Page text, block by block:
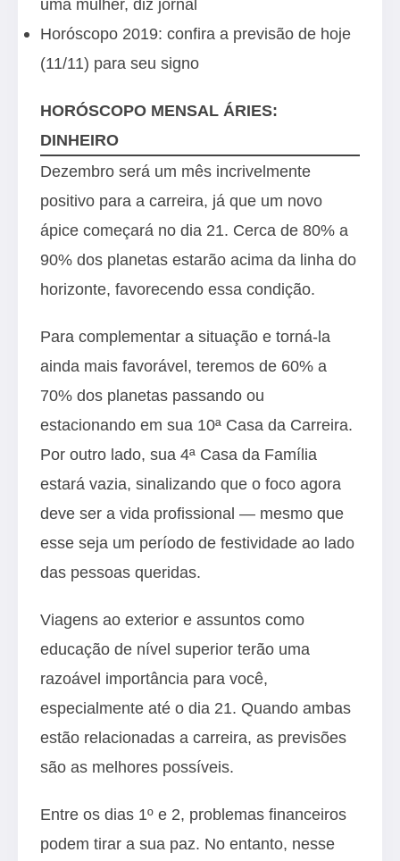
uma mulher, diz jornal
Horóscopo 2019: confira a previsão de hoje
(11/11) para seu signo
HORÓSCOPO MENSAL ÁRIES:
DINHEIRO
Dezembro será um mês incrivelmente
positivo para a carreira, já que um novo
ápice começará no dia 21. Cerca de 80% a
90% dos planetas estarão acima da linha do
horizonte, favorecendo essa condição.
Para complementar a situação e torná-la
ainda mais favorável, teremos de 60% a
70% dos planetas passando ou
estacionando em sua 10ª Casa da Carreira.
Por outro lado, sua 4ª Casa da Família
estará vazia, sinalizando que o foco agora
deve ser a vida profissional — mesmo que
esse seja um período de festividade ao lado
das pessoas queridas.
Viagens ao exterior e assuntos como
educação de nível superior terão uma
razoável importância para você,
especialmente até o dia 21. Quando ambas
estão relacionadas a carreira, as previsões
são as melhores possíveis.
Entre os dias 1º e 2, problemas financeiros
podem tirar a sua paz. No entanto, nesse